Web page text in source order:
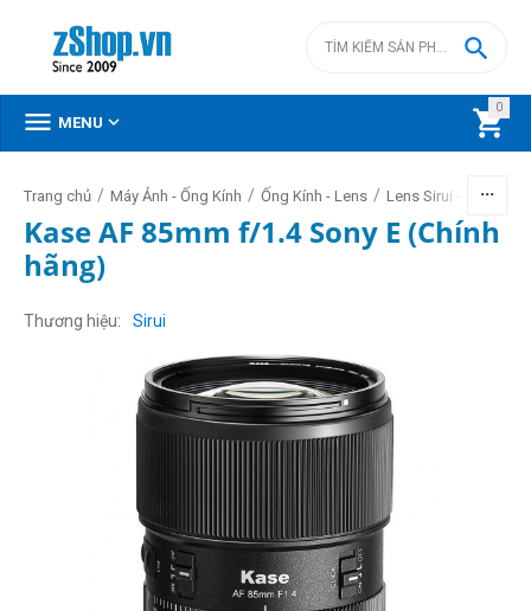
0


 MENU 
Trang chủ / Máy Ảnh - Ống Kính / Ống Kính - Lens / Lens Sirui - TTArtisan
Kase AF 85mm f/1.4 Sony E (Chính
hãng)
Thương hiệu Sirui